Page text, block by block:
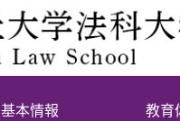
基本情報 教育